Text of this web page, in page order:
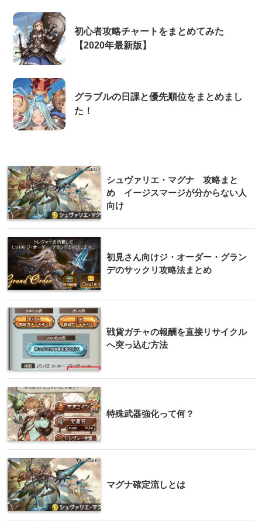
初心者攻略チャートをまとめてみた
【2020年最新版】
グラブルの日課と優先順位をまとめまし
た！
シュヴァリエ・マグナ 攻略まと
め イージスマージが分からない人
向け
初見さん向けジ・オーダー・グラン
デのサックリ攻略法まとめ
戦貨ガチャの報酬を直接リサイクル
へ突っ込む方法
特殊武器強化って何？
マグナ確定流しとは